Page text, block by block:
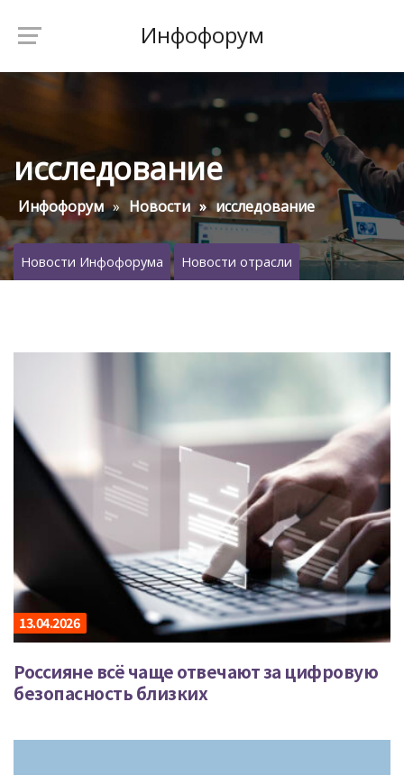
Инфофорум
исследование
Инфофорум Новости исследование
Новости Инфофорума Новости отрасли
13.04.2026
Россияне всё чаще отвечают за цифровую
безопасность близких